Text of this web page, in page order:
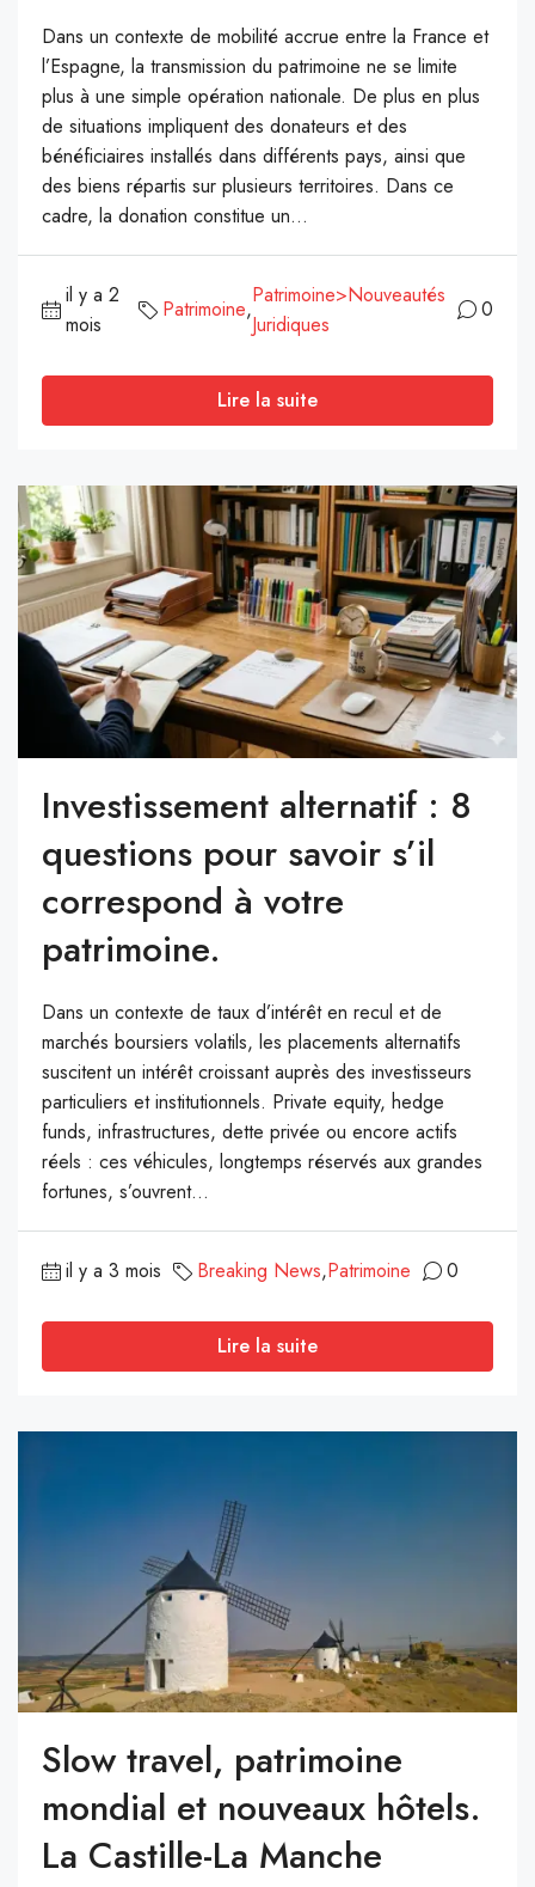
Dans un contexte de mobilité accrue entre la France et
l’Espagne, la transmission du patrimoine ne se limite
plus à une simple opération nationale. De plus en plus
de situations impliquent des donateurs et des
bénéficiaires installés dans différents pays, ainsi que
des biens répartis sur plusieurs territoires. Dans ce
cadre, la donation constitue un...
il y a 2
mois
Patrimoine,
Patrimoine>Nouveautés
Juridiques
0
Lire la suite
Investissement alternatif : 8
questions pour savoir s’il
correspond à votre
patrimoine.
Dans un contexte de taux d’intérêt en recul et de
marchés boursiers volatils, les placements alternatifs
suscitent un intérêt croissant auprès des investisseurs
particuliers et institutionnels. Private equity, hedge
funds, infrastructures, dette privée ou encore actifs
réels : ces véhicules, longtemps réservés aux grandes
fortunes, s’ouvrent...
il y a 3 mois Breaking News,Patrimoine 0
Lire la suite
Slow travel, patrimoine
mondial et nouveaux hôtels.
La Castille-La Manche